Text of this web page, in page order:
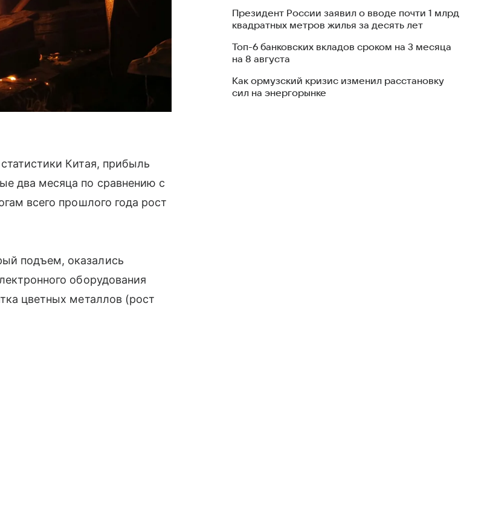
Китая, прибыль
два месяца по сравнению с
всего прошлого года рост
подъем, оказались
оборудования
цветных металлов (рост
Президент России заявил о вводе почти 1 млрд
квадратных метров жилья за десять лет
Топ-6 банковских вкладов сроком на 3 месяца
на 8 августа
Как ормузский кризис изменил расстановку
сил на энергорынке